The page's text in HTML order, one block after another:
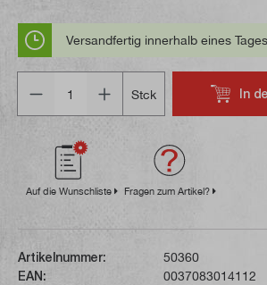
Versandfertig innerhalb eines
Stck
In
Auf die Wunschliste Fragen zum Artikel?
Artikelnummer:
50360
EAN:
0037083014112